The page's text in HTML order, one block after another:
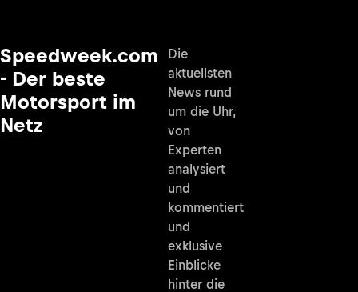
Speedweek.com
- Der beste
Motorsport im
Netz
Die
aktuellsten
News rund
um die Uhr,
von
Experten
analysiert
und
kommentiert
und
exklusive
Einblicke
hinter die